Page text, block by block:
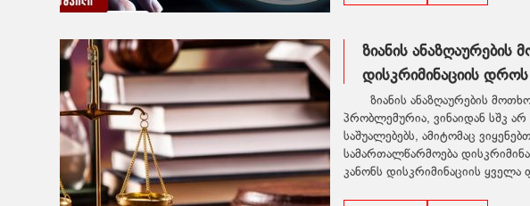
ზიანის ანაზღაურების
დისკრიმინაციის დროს
ზიანის ანაზღაურების
პრობლემურია, ვინაიდან სშკ
საშუალებებს, ამიტომაც
სამართალწარმოება
კანონს დისკრიმინაციის